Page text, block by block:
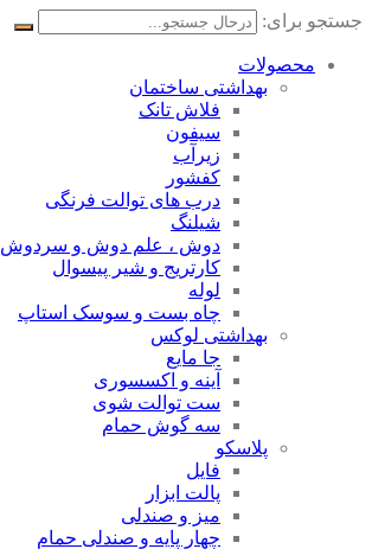
جستجو برای:
محصولات
بهداشتی ساختمان
فلاش تانک
سیفون
زیرآب
کفشور
درب های توالت فرنگی
شیلنگ
دوش ، علم دوش و سردوش
کارتریج و شیر پیسوال
لوله
چاه بست و سوسک استاپ
بهداشتی لوکس
جا مایع
آینه و اکسسوری
ست توالت شوی
سه گوش حمام
پلاسکو
فایل
پالت ابزار
میز و صندلی
چهار پایه و صندلی حمام